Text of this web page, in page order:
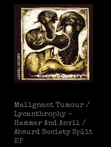
Malignant Tumour /
Lycanthrophy –
Hammer And Anvil /
Absurd Society Split
EP